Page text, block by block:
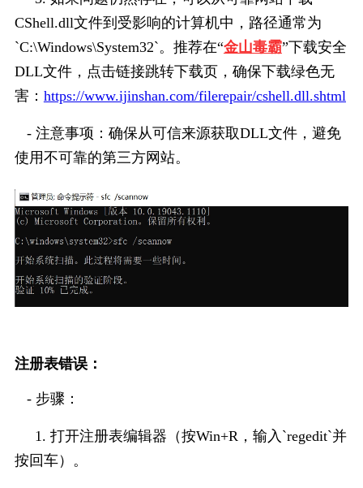
CShell.dll文件到受影响的计算机中，路径通常为
`C:\Windows\System32`。推荐在“金山毒霸”下载安全
DLL文件，点击链接跳转下载页，确保下载绿色无
害： https://www.ijinshan.com/filerepair/cshell.dll.shtml
- 注意事项：确保从可信来源获取DLL文件，避免
使用不可靠的第三方网站。
注册表错误：
- 步骤：
1. 打开注册表编辑器（按Win+R，输入`regedit`并
按回车）。